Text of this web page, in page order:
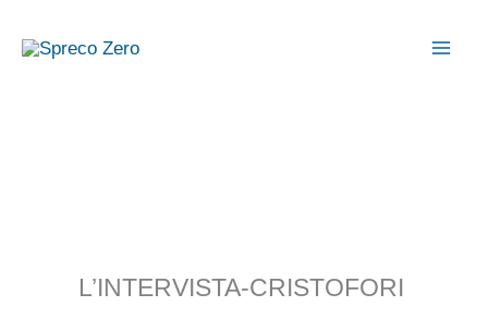
L’INTERVISTA-CRISTOFORI